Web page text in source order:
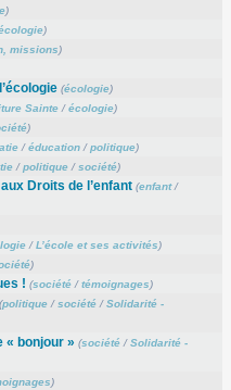
)
)
missions)
(écologie)
Sainte/écologie)
)
/éducation/politique)
/politique/ société)
Droits de l’enfant (enfant/
/L’école et ses activités)
)
! (société/témoignages)
(politique/ société/Solidarité -
« bonjour » (société/Solidarité -
)